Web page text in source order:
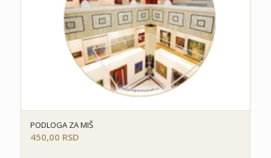
PODLOGA ZA MIŠ
450,00 RSD